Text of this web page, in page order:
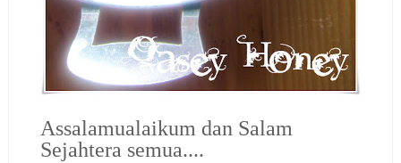
Assalamualaikum dan Salam
Sejahtera semua....